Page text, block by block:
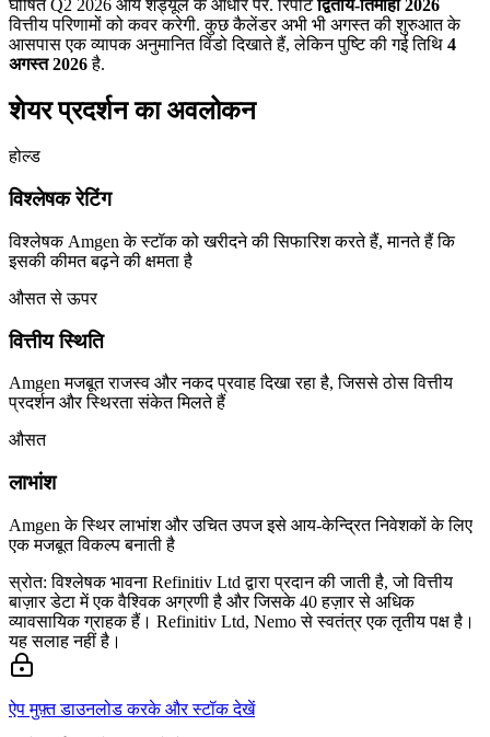
घोषित Q2 2026 आय शेड्यूल के आधार पर. रिपोर्टद्वितीय-तिमाही 2026
वित्तीय परिणामों को कवर करेगी. कुछ कैलेंडर अभी भी अगस्त की शुरुआत के
आसपास एक व्यापक अनुमानित विंडो दिखाते हैं, लेकिन पुष्टि की गई तिथि 4
अगस्त 2026है.
शेयर प्रदर्शन का अवलोकन
होल्ड
विश्लेषक रेटिंग
विश्लेषक Amgen के स्टॉक को खरीदने की सिफारिश करते हैं, मानते हैं कि
इसकी कीमत बढ़ने की क्षमता है
औसत से ऊपर
वित्तीय स्थिति
Amgen मजबूत राजस्व और नकद प्रवाह दिखा रहा है, जिससे ठोस वित्तीय
प्रदर्शन और स्थिरता संकेत मिलते हैं
औसत
लाभांश
Amgen के स्थिर लाभांश और उचित उपज इसे आय-केन्द्रित निवेशकों के लिए
एक मजबूत विकल्प बनाती है
स्रोत: विश्लेषक भावना Refinitiv Ltd द्वारा प्रदान की जाती है, जो वित्तीय
बाज़ार डेटा में एक वैश्विक अग्रणी है और जिसके 40 हज़ार से अधिक
व्यावसायिक ग्राहक हैं। Refinitiv Ltd, Nemo से स्वतंत्र एक तृतीय पक्ष है।
यह सलाह नहीं है।
ऐप मुफ़्त डाउनलोड करके और स्टॉक देखें